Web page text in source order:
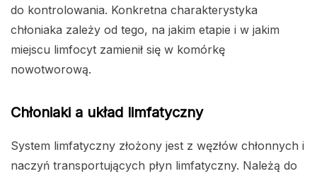
do kontrolowania. Konkretna charakterystyka
chłoniaka zależy od tego, na jakim etapie i w jakim
miejscu limfocyt zamienił się w komórkę
nowotworową.
Chłoniaki a układ limfatyczny
System limfatyczny złożony jest z węzłów chłonnych i
naczyń transportujących płyn limfatyczny. Należą do